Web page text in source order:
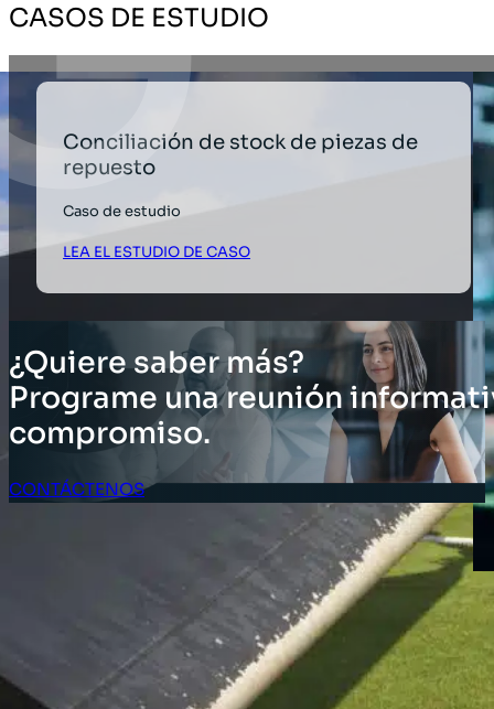
CASOS DE ESTUDIO
Conciliación de stock de piezas de
repuesto
Caso de estudio
LEA EL ESTUDIO DE CASO
¿Quiere saber más?
Programe una reunión
compromiso.
CONTÁCTENOS
Acceso Clientes
SOLUCIONES
Soluciones de inventario
Soluciones empresariales
Soluciones para la cadena de suministro